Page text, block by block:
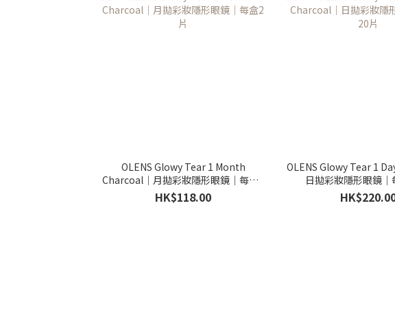
OLENS Glowy Tear 1 Month
Charcoal｜月拋彩妝隱形眼鏡｜每盒2
片
HK$118.00
OLENS Glowy Tear 1
日拋彩妝隱形眼鏡｜